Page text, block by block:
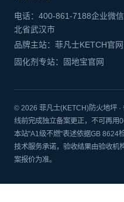
电话：400-861-7188企业微
北省武汉市
品牌主站：菲凡士KETCH官网
固化剂专站：固地宝官网
© 2026 菲凡士(KETCH)防火地坪
线前完成独立备案更正，不可再用
本站"A1级不燃"表述依据GB 8624
技术服务承诺，验收结果由验收机
案报价为准。